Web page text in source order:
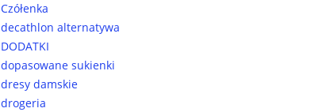
Czółenka
decathlon alternatywa
DODATKI
dopasowane sukienki
dresy damskie
drogeria